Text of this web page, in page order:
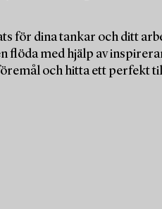
för dina tankar och ditt
flöda med hjälp av
och hitta ett perfekt